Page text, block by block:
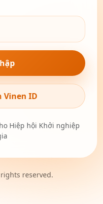
Vinen ID
Hiệp hội Khởi nghiệp
reserved.